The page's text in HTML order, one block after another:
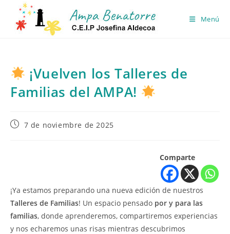
contenido
Menú
¡Vuelven los Talleres de
Familias del AMPA!
Publicación
7 de noviembre de 2025
Comparte
¡Ya estamos preparando una nueva edición de nuestros
Talleres de Familias! Un espacio pensado por y para las
familias, donde aprenderemos, compartiremos experiencias
y nos echaremos unas risas mientras descubrimos